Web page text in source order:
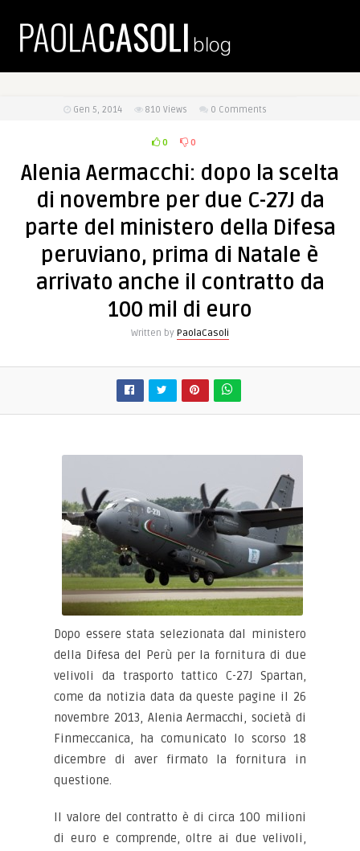
Gen 5, 2014 810 Views 0 Comments
0 0
Alenia Aermacchi: dopo la scelta
di novembre per due C-27J da
parte del ministero della Difesa
peruviano, prima di Natale è
arrivato anche il contratto da
100 mil di euro
Written by PaolaCasoli
Dopo essere stata selezionata dal ministero
della Difesa del Perù per la fornitura di due
velivoli da trasporto tattico C-27J Spartan,
come da notizia data da queste pagine il 26
novembre 2013, Alenia Aermacchi, società di
Finmeccanica, ha comunicato lo scorso 18
dicembre di aver firmato la fornitura in
questione.
Il valore del contratto è di circa 100 milioni
di euro e comprende, oltre ai due velivoli,